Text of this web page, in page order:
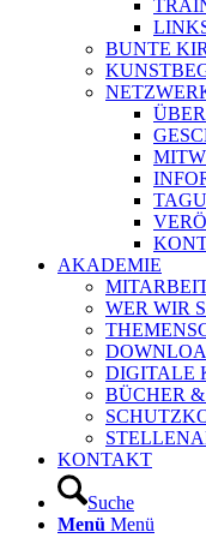
BUNTE
AKADEMIE
WER WIR
DIGITALE
BÜCHER
KONTAKT
Suche
Menü Menü